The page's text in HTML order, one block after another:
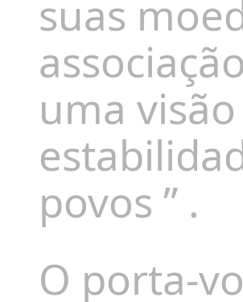
uma
povos” .
O porta-